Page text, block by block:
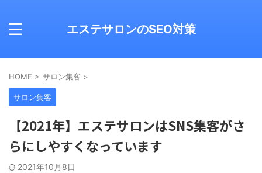
エステサロンのSEO対策
HOME > サロン集客 >
サロン集客
【2021年】エステサロンはSNS集客がさ
らにしやすくなっています
2021年10月8日